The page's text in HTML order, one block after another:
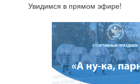
Увидимся в прямом эфире!